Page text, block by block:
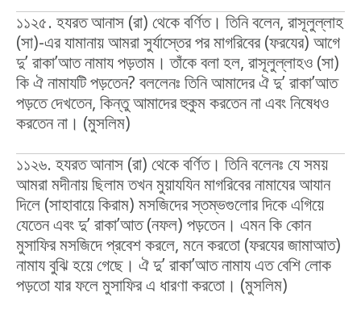
১১২৫. হযরত আনাস (রা) থেকে বর্ণিত। তিনি বলেন, রাসূলুল্লাহ
(সা)-এর যামানায় আমরা সুর্যাস্তের পর মাগরিবের (ফরযের) আগে
দু’ রাকা’আত নামায পড়তাম। তাঁকে বলা হল, রাসূলুল্লাহও (সা)
কি ঐ নামাযটি পড়তেন? বললেনঃ তিনি আমাদের ঐ দু’ রাকা’আত
পড়তে দেখতেন, কিন্তু আমাদের হুকুম করতেন না এবং নিষেধও
করতেন না। (মুসলিম)
১১২৬. হযরত আনাস (রা) থেকে বর্ণিত। তিনি বলেনঃ যে সময়
আমরা মদীনায় ছিলাম তখন মুয়াযযিন মাগরিবের নামাযের আযান
দিলে (সাহাবায়ে কিরাম) মসজিদের স্তম্ভগুলোর দিকে এগিয়ে
যেতেন এবং দু’ রাকা’আত (নফল) পড়তেন। এমন কি কোন
মুসাফির মসজিদে প্রবেশ করলে, মনে করতো (ফরযের জামাআত)
নামায বুঝি হয়ে গেছে। ঐ দু’ রাকা’আত নামায এত বেশি লোক
পড়তো যার ফলে মুসাফির এ ধারণা করতো। (মুসলিম)